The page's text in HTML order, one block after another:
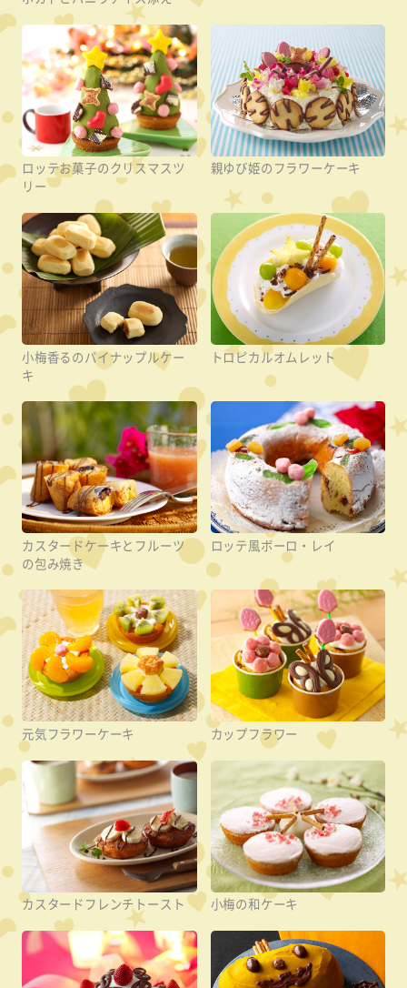
ロッテお菓子のクリスマスツ
リー
親ゆび姫のフラワーケーキ
小梅香るのパイナップルケー
キ
トロピカルオムレット
カスタードケーキとフルーツ
の包み焼き
ロッテ風ボーロ・レイ
元気フラワーケーキ カップフラワー
カスタードフレンチトースト 小梅の和ケーキ